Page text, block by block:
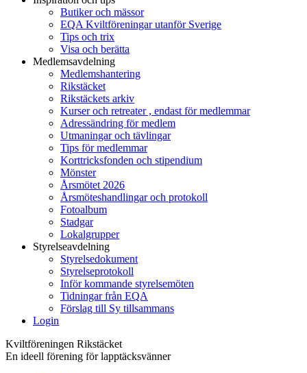
Butiker och mässor
EQA Kviltföreningar utanför Sverige
Tips och trix
Visa och berätta
Medlemsavdelning
Medlemshantering
Rikstäcket
Rikstäckets arkiv
Kurser och retreater , endast för medlemmar
Adressändring för medlem
Utmaningar och tävlingar
Tips för medlemmar
Korttricksfonden och stipendium
Mönster
Årsmötet 2026
Årsmöteshandlingar och protokoll
Fotoalbum
Stadgar
Lokalgrupper
Styrelseavdelning
Styrelsedokument
Styrelseprotokoll
Inför kommande styrelsemöten
Tidningar från EQA
Förslag till Sy tillsammans
Login
Kviltföreningen Rikstäcket
En ideell förening för lapptäcksvänner